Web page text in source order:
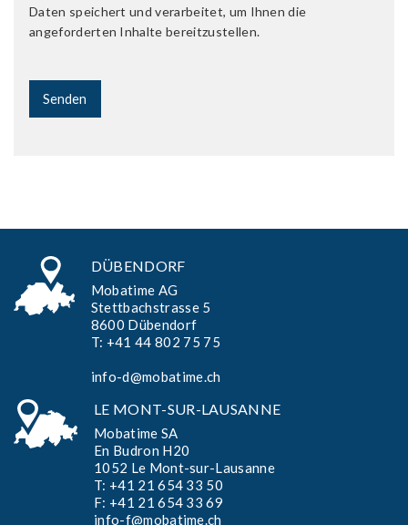
Daten speichert und verarbeitet, um Ihnen die
angeforderten Inhalte bereitzustellen.
DÜBENDORF
Mobatime AG
Stettbachstrasse 5
8600 Dübendorf
T: +41 44 802 75 75
info-d@mobatime.ch
LE MONT-SUR-LAUSANNE
Mobatime SA
En Budron H20
1052 Le Mont-sur-Lausanne
T: +41 21 654 33 50
F: +41 21 654 33 69
info-f@mobatime.ch